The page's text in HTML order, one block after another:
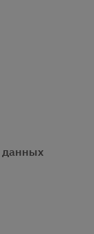
данных